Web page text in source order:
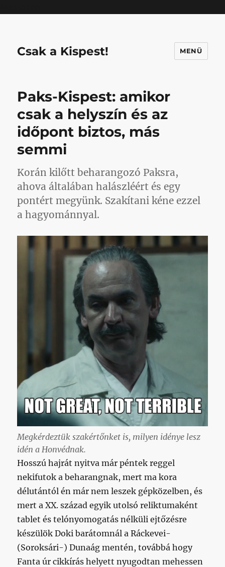
Csak a Kispest! MENÜ
Paks-Kispest: amikor
csak a helyszín és az
időpont biztos, más
semmi
Korán kilőtt beharangozó Paksra,
ahova általában halászléért és egy
pontért megyünk. Szakítani kéne ezzel
a hagyománnyal.
Megkérdeztük szakértőnket is, milyen idénye lesz
idén a Honvédnak.
Hosszú hajrát nyitva már péntek reggel
nekifutok a beharangnak, mert ma kora
délutántól én már nem leszek gépközelben, és
mert a XX. század egyik utolsó reliktumaként
tablet és telónyomogatás nélküli ejtőzésre
készülök Doki barátomnál a Ráckevei-
(Soroksári-) Dunaág mentén, továbbá hogy
Fanta úr cikkírás helyett nyugodtan mehessen